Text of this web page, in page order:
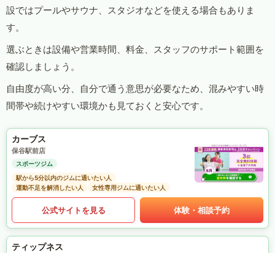
設ではプールやサウナ、スタジオなどを使える場合もありま
す。
選ぶときは設備や営業時間、料金、スタッフのサポート範囲を
確認しましょう。
自由度が高い分、自分で通う意思が必要なため、混みやすい時
間帯や続けやすい環境かも見ておくと安心です。
カーブス
保谷駅前店
スポーツジム
駅から5分以内のジムに通いたい人
運動不足を解消したい人
女性専用ジムに通いたい人
公式サイトを見る 体験・相談予約
ティップネス